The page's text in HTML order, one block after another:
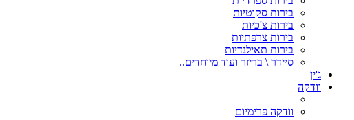
בירות סקוטיות
בירות צ'כיות
בירות צרפתיות
בירות תאילנדיות
סיידר \ בריזר ועוד מיוחדים..
ג'ין
וודקה
וודקה פרימיום